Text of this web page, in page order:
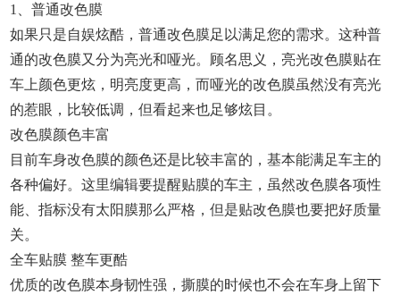
1、普通改色膜
如果只是自娱炫酷，普通改色膜足以满足您的需求。这种普
通的改色膜又分为亮光和哑光。顾名思义，亮光改色膜贴在
车上颜色更炫，明亮度更高，而哑光的改色膜虽然没有亮光
的惹眼，比较低调，但看起来也足够炫目。
改色膜颜色丰富
目前车身改色膜的颜色还是比较丰富的，基本能满足车主的
各种偏好。这里编辑要提醒贴膜的车主，虽然改色膜各项性
能、指标没有太阳膜那么严格，但是贴改色膜也要把好质量
关。
全车贴膜 整车更酷
优质的改色膜本身韧性强，撕膜的时候也不会在车身上留下